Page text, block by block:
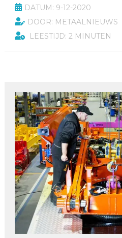
DATUM: 9-12-2020
DOOR: METAALNIEUWS
LEESTIJD: 2 MINUTEN